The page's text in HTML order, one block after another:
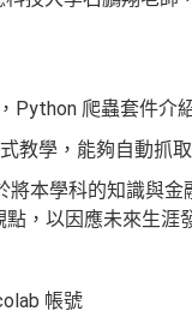
Python 爬蟲套件介
教學，能夠自動抓
本學科的知識與
，以因應未來生涯
帳號